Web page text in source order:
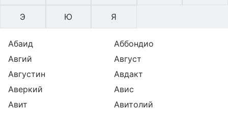
Э Ю Я
Абаид
Аббондио
Авгий
Август
Августин
Авдакт
Аверкий
Авис
Авит
Авитолий